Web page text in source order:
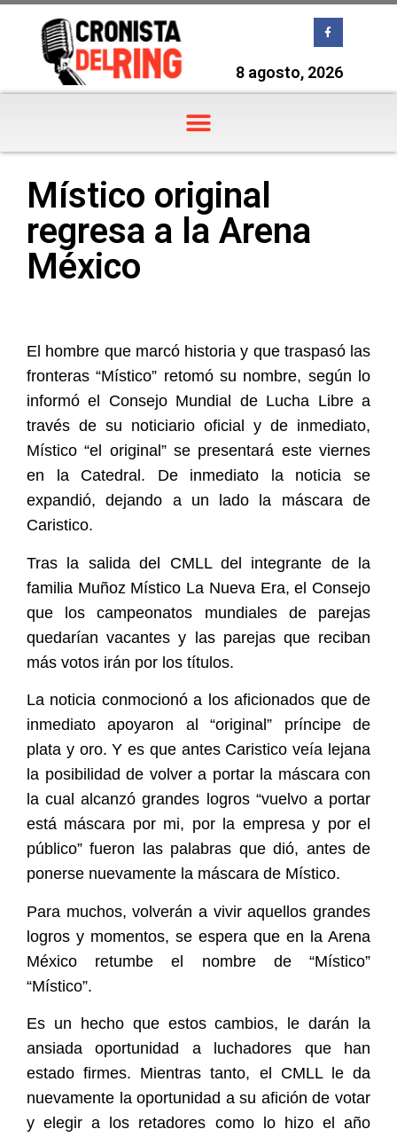
8 agosto, 2026
Místico original
regresa a la Arena
México
El hombre que marcó historia y que traspasó las
fronteras “Místico” retomó su nombre, según lo
informó el Consejo Mundial de Lucha Libre a
través de su noticiario oficial y de inmediato,
Místico “el original” se presentará este viernes
en la Catedral. De inmediato la noticia se
expandió, dejando a un lado la máscara de
Caristico.
Tras la salida del CMLL del integrante de la
familia Muñoz Místico La Nueva Era, el Consejo
que los campeonatos mundiales de parejas
quedarían vacantes y las parejas que reciban
más votos irán por los títulos.
La noticia conmocionó a los aficionados que de
inmediato apoyaron al “original” príncipe de
plata y oro. Y es que antes Caristico veía lejana
la posibilidad de volver a portar la máscara con
la cual alcanzó grandes logros “vuelvo a portar
está máscara por mi, por la empresa y por el
público” fueron las palabras que dió, antes de
ponerse nuevamente la máscara de Místico.
Para muchos, volverán a vivir aquellos grandes
logros y momentos, se espera que en la Arena
México retumbe el nombre de “Místico”
“Místico”.
Es un hecho que estos cambios, le darán la
ansiada oportunidad a luchadores que han
estado firmes. Mientras tanto, el CMLL le da
nuevamente la oportunidad a su afición de votar
y elegir a los retadores como lo hizo el año